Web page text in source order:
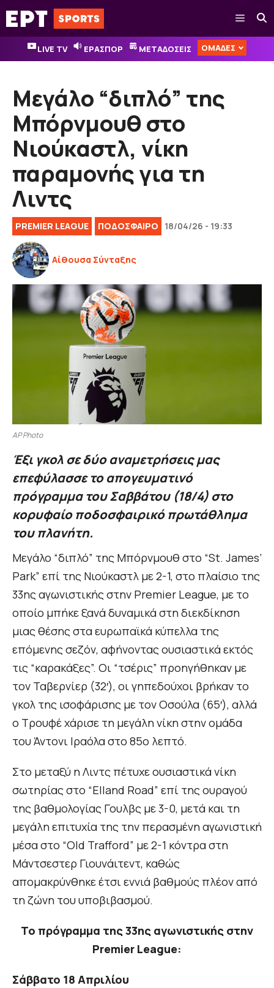
Μετάβαση
σε
περιεχόμενο
Μενού
LIVE TV ΕΡΑΣΠΟΡ ΜΕΤΑΔΟΣΕΙΣ ΟΜΑΔΕΣ
Μεγάλο “διπλό” της
Μπόρνμουθ στο
Νιούκαστλ, νίκη
παραμονής για τη
Λιντς
PREMIER LEAGUE ΠΟΔΟΣΦΑΙΡΟ 18/04/26 - 19:33
Αίθουσα Σύνταξης
AP Photo
Έξι γκολ σε δύο αναμετρήσεις μας
επεφύλασσε το απογευματινό
πρόγραμμα του Σαββάτου (18/4) στο
κορυφαίο ποδοσφαιρικό πρωτάθλημα
του πλανήτη.
Μεγάλο “διπλό” της Μπόρνμουθ στο “St. James’
Park” επί της Νιούκαστλ με 2-1, στο πλαίσιο της
33ης αγωνιστικής στην Premier League, με το
οποίο μπήκε ξανά δυναμικά στη διεκδίκηση
μιας θέσης στα ευρωπαϊκά κύπελλα της
επόμενης σεζόν, αφήνοντας ουσιαστικά εκτός
τις “καρακάξες”. Οι “τσέρις” προηγήθηκαν με
τον Ταβερνίερ (32′), οι γηπεδούχοι βρήκαν το
γκολ της ισοφάρισης με τον Οσούλα (65′), αλλά
ο Τρουφέ χάρισε τη μεγάλη νίκη στην ομάδα
του Άντονι Ιραόλα στο 85ο λεπτό.
Στο μεταξύ η Λιντς πέτυχε ουσιαστικά νίκη
σωτηρίας στο “Elland Road” επί της ουραγού
της βαθμολογίας Γουλβς με 3-0, μετά και τη
μεγάλη επιτυχία της την περασμένη αγωνιστική
μέσα στο “Old Trafford” με 2-1 κόντρα στη
Μάντσεστερ Γιουνάιτεντ, καθώς
απομακρύνθηκε έτσι εννιά βαθμούς πλέον από
τη ζώνη του υποβιβασμού.
Το πρόγραμμα της 33ης αγωνιστικής στην
Premier League:
Σάββατο 18 Απριλίου